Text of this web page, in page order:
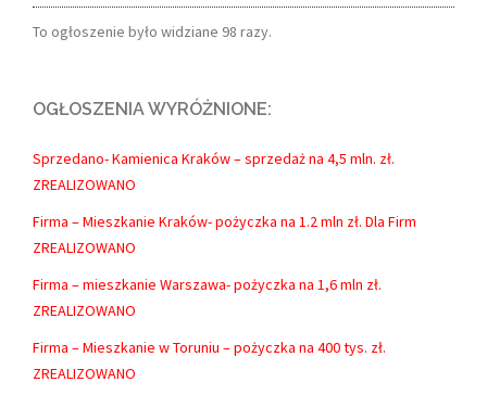
To ogłoszenie było widziane 98 razy.
OGŁOSZENIA WYRÓŻNIONE:
Sprzedano- Kamienica Kraków – sprzedaż na 4,5 mln. zł.
ZREALIZOWANO
Firma – Mieszkanie Kraków- pożyczka na 1.2 mln zł. Dla Firm
ZREALIZOWANO
Firma – mieszkanie Warszawa- pożyczka na 1,6 mln zł.
ZREALIZOWANO
Firma – Mieszkanie w Toruniu – pożyczka na 400 tys. zł.
ZREALIZOWANO